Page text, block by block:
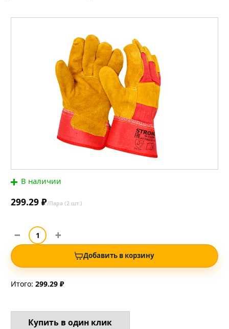
В наличии
299.29 ₽/Пара (2 шт.)
Добавить в корзину
Итого: 299.29 ₽
Купить в один клик